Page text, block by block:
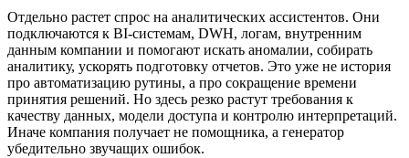
Отдельно растет спрос на аналитических ассистентов. Они
подключаются к BI-системам, DWH, логам, внутренним
данным компании и помогают искать аномалии, собирать
аналитику, ускорять подготовку отчетов. Это уже не история
про автоматизацию рутины, а про сокращение времени
принятия решений. Но здесь резко растут требования к
качеству данных, модели доступа и контролю интерпретаций.
Иначе компания получает не помощника, а генератор
убедительно звучащих ошибок.